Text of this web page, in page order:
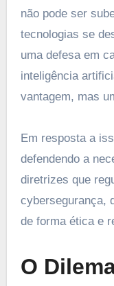
não pode ser
tecnologias se
uma defesa em
inteligência
vantagem, mas
Em resposta a
defendendo a
diretrizes que
cybersegurança,
de forma ética e
O